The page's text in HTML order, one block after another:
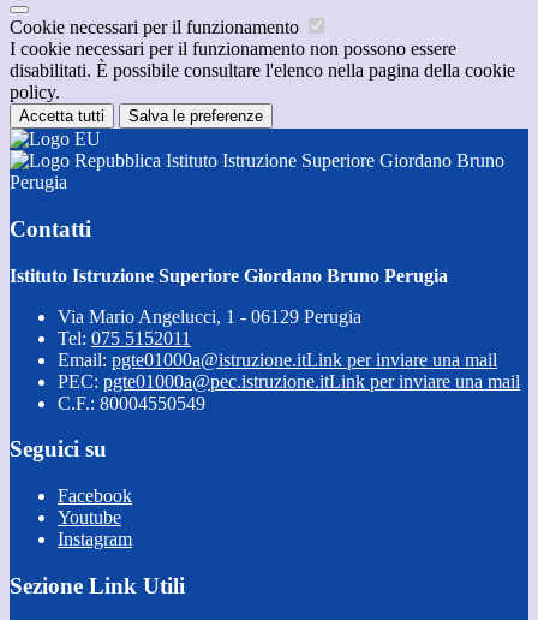
Cookie necessari per il funzionamento
I cookie necessari per il funzionamento non possono essere
disabilitati. È possibile consultare l'elenco nella pagina della cookie
policy.
Accetta tutti Salva le preferenze
Istituto Istruzione Superiore Giordano Bruno
Perugia
Contatti
Istituto Istruzione Superiore Giordano Bruno Perugia
Via Mario Angelucci, 1 - 06129 Perugia
Tel: 075 5152011
Email: pgte01000a@istruzione.itLink per inviare una mail
PEC: pgte01000a@pec.istruzione.itLink per inviare una mail
C.F.: 80004550549
Seguici su
Facebook
Youtube
Instagram
Sezione Link Utili